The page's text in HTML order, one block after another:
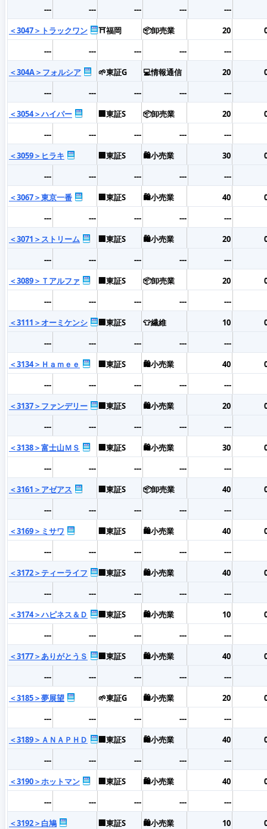
---
--- --- ---
---
＜3047＞トラックワン
⛩️福岡 📦卸売業 20
---
--- --- ---
---
＜304A＞フォルシア
🌱東証G 💻情報通信 20
---
--- --- ---
---
＜3054＞ハイパー
🏢東証S 📦卸売業 20
---
--- --- ---
---
＜3059＞ヒラキ
🏢東証S 🛍️小売業 30
---
--- --- ---
---
＜3067＞東京一番
🏢東証S 🛍️小売業 40
---
--- --- ---
---
＜3071＞ストリーム
🏢東証S 🛍️小売業 20
---
--- --- ---
---
＜3089＞Ｔアルファ
🏢東証S 📦卸売業 20
---
--- --- ---
---
＜3111＞オーミケンシ
🏢東証S 👕繊維 10
---
--- --- ---
---
＜3134＞Ｈａｍｅｅ
🏢東証S 🛍️小売業 40
---
--- --- ---
---
＜3137＞ファンデリー
🏢東証S 🛍️小売業 20
---
--- --- ---
---
＜3138＞富士山ＭＳ
🏢東証S 🛍️小売業 30
---
--- --- ---
---
＜3161＞アゼアス
🏢東証S 📦卸売業 40
---
--- --- ---
---
＜3169＞ミサワ
🏢東証S 🛍️小売業 40
---
--- --- ---
---
＜3172＞ティーライフ
🏢東証S 🛍️小売業 40
---
--- --- ---
---
＜3174＞ハピネス＆Ｄ
🏢東証S 🛍️小売業 10
---
--- --- ---
---
＜3177＞ありがとうＳ
🏢東証S 🛍️小売業 40
---
--- --- ---
---
＜3185＞夢展望
🌱東証G 🛍️小売業 20
---
--- --- ---
---
＜3189＞ＡＮＡＰＨＤ
🏢東証S 🛍️小売業 40
---
--- --- ---
---
＜3190＞ホットマン
🏢東証S 🛍️小売業 40
---
--- --- ---
---
＜3192＞白鳩
🏢東証S 🛍️小売業 10